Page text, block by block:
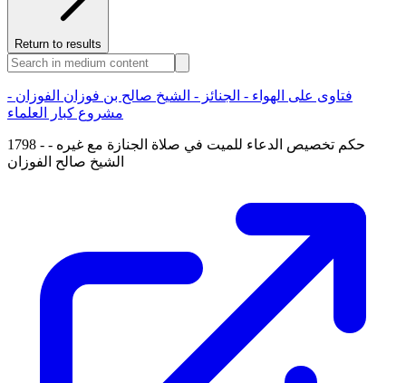
Return to results
فتاوى على الهواء - الجنائز - الشيخ صالح بن فوزان الفوزان -
مشروع كبار العلماء
1798 - حكم تخصيص الدعاء للميت في صلاة الجنازة مع غيره -
الشيخ صالح الفوزان